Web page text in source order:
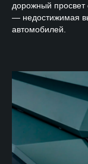
дорожный
— недостижимая
автомобилей.